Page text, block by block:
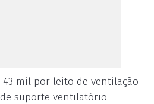
43 mil por leito de ventilação
suporte ventilatório